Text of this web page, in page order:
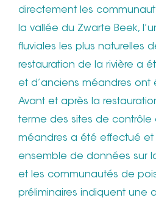
directement les
la vallée du Zwarte Beek,
fluviales les plus naturelles
restauration de la rivière a
et d’anciens méandres ont
Avant et après la
terme des sites de contrôle
méandres a été effectué et
ensemble de données sur
et les communautés de
préliminaires indiquent une